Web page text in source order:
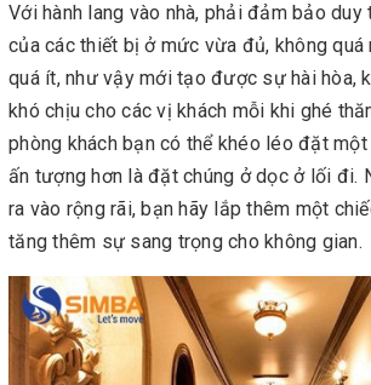
Với hành lang vào nhà, phải đảm bảo duy
của các thiết bị ở mức vừa đủ, không quá
quá ít, như vậy mới tạo được sự hài hòa,
khó chịu cho các vị khách mỗi khi ghé
phòng khách bạn có thể khéo léo đặt
ấn tượng hơn là đặt chúng ở dọc ở lối đi.
ra vào rộng rãi, bạn hãy lắp thêm một
tăng thêm sự sang trọng cho không gian.